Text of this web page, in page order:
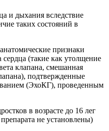
дыхания вследствие
таких состояний в
признаки
сердца (такие как утолщение
клапана, смешанная
подтвержденные
(ЭхоКГ), проведенным
в возрасте до 16 лег
не установлены)